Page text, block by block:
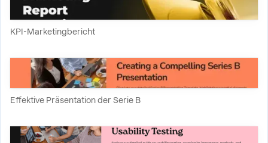
KPI-Marketingbericht
Effektive Präsentation der Serie B